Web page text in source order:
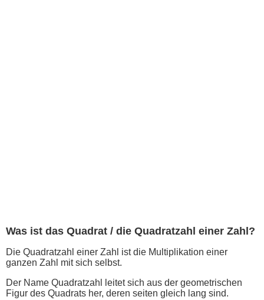
Was ist das Quadrat / die Quadratzahl einer Zahl?
Die Quadratzahl einer Zahl ist die Multiplikation einer
ganzen Zahl mit sich selbst.
Der Name Quadratzahl leitet sich aus der geometrischen
Figur des Quadrats her, deren seiten gleich lang sind.